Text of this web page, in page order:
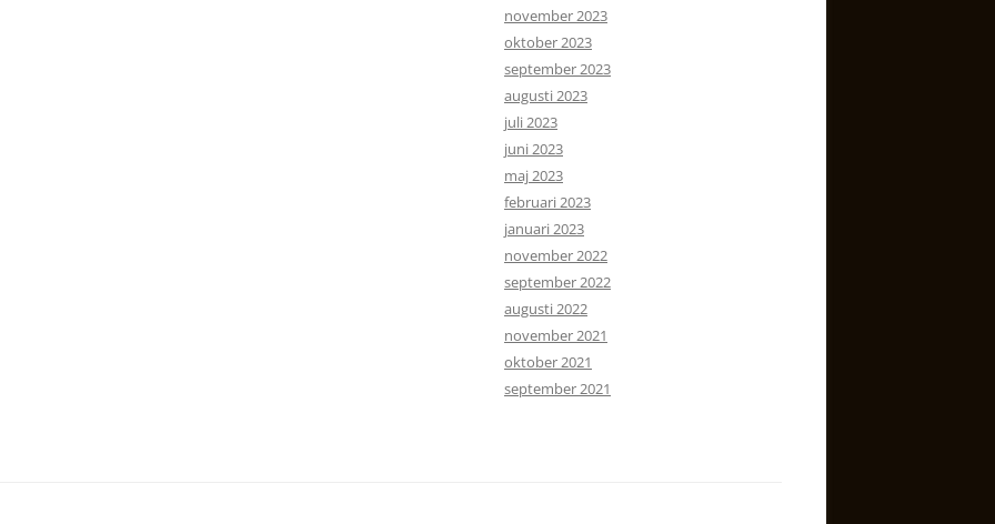
november 2023
oktober 2023
september 2023
augusti 2023
juli 2023
juni 2023
maj 2023
februari 2023
januari 2023
november 2022
september 2022
augusti 2022
november 2021
oktober 2021
september 2021